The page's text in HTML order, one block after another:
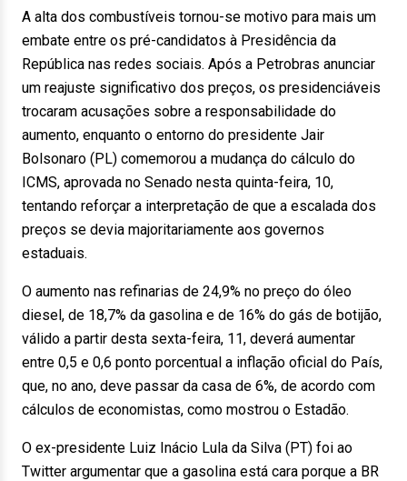
A alta dos combustíveis tornou-se motivo para mais um
embate entre os pré-candidatos à Presidência da
República nas redes sociais. Após a Petrobras anunciar
um reajuste significativo dos preços, os presidenciáveis
trocaram acusações sobre a responsabilidade do
aumento, enquanto o entorno do presidente Jair
Bolsonaro (PL) comemorou a mudança do cálculo do
ICMS, aprovada no Senado nesta quinta-feira, 10,
tentando reforçar a interpretação de que a escalada dos
preços se devia majoritariamente aos governos
estaduais.
O aumento nas refinarias de 24,9% no preço do óleo
diesel, de 18,7% da gasolina e de 16% do gás de botijão,
válido a partir desta sexta-feira, 11, deverá aumentar
entre 0,5 e 0,6 ponto porcentual a inflação oficial do País,
que, no ano, deve passar da casa de 6%, de acordo com
cálculos de economistas, como mostrou o Estadão.
O ex-presidente Luiz Inácio Lula da Silva (PT) foi ao
Twitter argumentar que a gasolina está cara porque a BR